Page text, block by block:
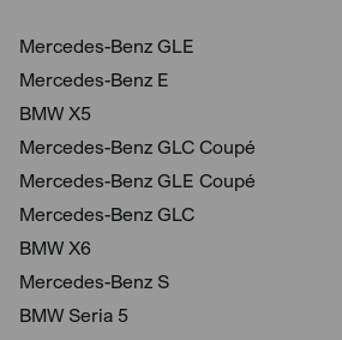
Mercedes-Benz GLE
Mercedes-Benz E
BMW X5
Mercedes-Benz GLC Coupé
Mercedes-Benz GLE Coupé
Mercedes-Benz GLC
BMW X6
Mercedes-Benz S
BMW Seria 5